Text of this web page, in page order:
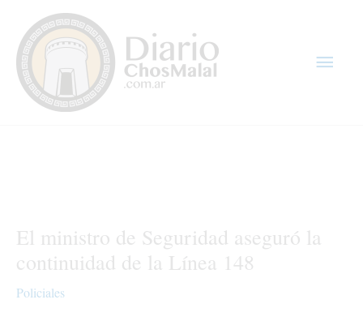
contenido
El ministro de Seguridad aseguró la
continuidad de la Línea 148
Policiales